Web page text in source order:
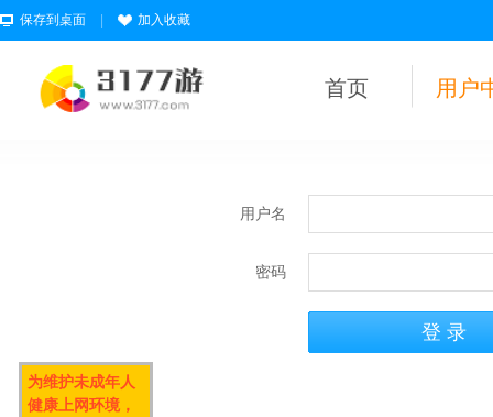
保存到桌面 加入收藏
首页 用户
用户名
密码
为维护未成年人
健康上网环境，